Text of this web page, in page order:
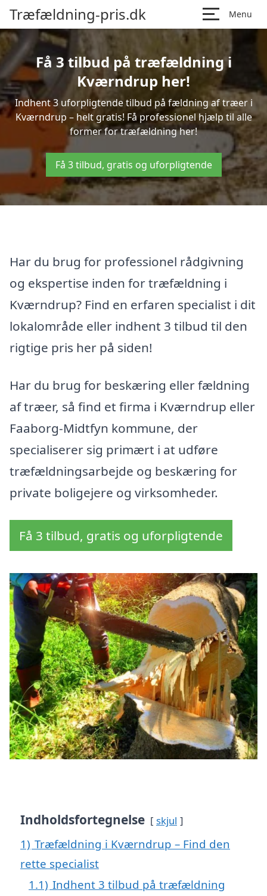
Træfældning-pris.dk Menu
Få 3 tilbud på træfældning i
Kværndrup her!
Indhent 3 uforpligtende tilbud på fældning af træer i
Kværndrup – helt gratis! Få professionel hjælp til alle
former for træfældning her!
Få 3 tilbud, gratis og uforpligtende
Har du brug for professionel rådgivning
og ekspertise inden for træfældning i
Kværndrup? Find en erfaren specialist i dit
lokalområde eller indhent 3 tilbud til den
rigtige pris her på siden!
Har du brug for beskæring eller fældning
af træer, så find et firma i Kværndrup eller
Faaborg-Midtfyn kommune, der
specialiserer sig primært i at udføre
træfældningsarbejde og beskæring for
private boligejere og virksomheder.
Få 3 tilbud, gratis og uforpligtende
Indholdsfortegnelse skjul
1) Træfældning i Kværndrup – Find den
rette specialist
1.1) Indhent 3 tilbud på træfældning